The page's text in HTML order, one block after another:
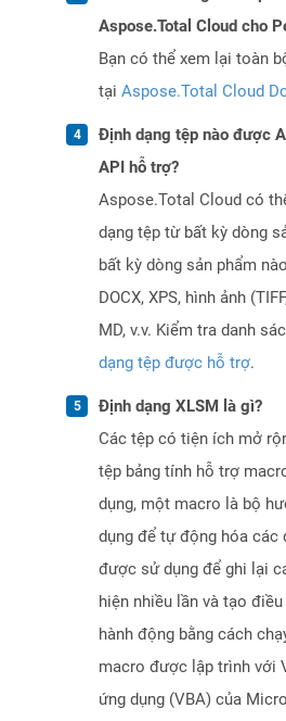
Aspose.Total Cloud cho
Bạn có thể xem lại toàn
tại Aspose.Total Cloud
Định dạng tệp nào được
API hỗ trợ?
Aspose.Total Cloud có
dạng tệp từ bất kỳ dòng
bất kỳ dòng sản phẩm
DOCX, XPS, hình ảnh
MD, v.v. Kiểm tra danh
dạng tệp được hỗ trợ.
Định dạng XLSM là gì?
Các tệp có tiện ích mở
tệp bảng tính hỗ trợ
dụng, một macro là bộ
dụng để tự động hóa các
được sử dụng để ghi lại
hiện nhiều lần và tạo
hành động bằng cách
macro được lập trình với
ứng dụng (VBA) của